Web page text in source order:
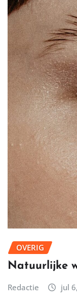
OVERIG
Natuurlijke
Redactie jul